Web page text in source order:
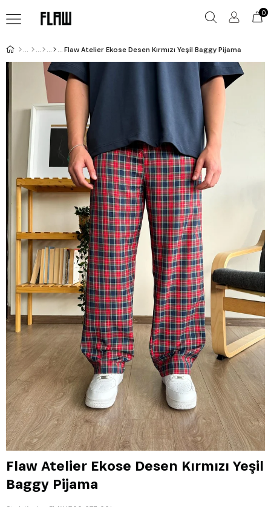
0
Flaw Atelier Ekose Desen Kırmızı Yeşil Baggy Pijama
Flaw Atelier Ekose Desen Kırmızı Yeşil
Baggy Pijama